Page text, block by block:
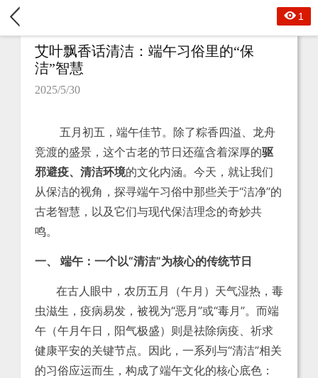
1
艾叶飘香话清洁：端午习俗里的“保
洁”智慧
2025/5/30
五月初五，端午佳节。除了粽香四溢、龙舟
竞渡的盛景，这个古老的节日还蕴含着深厚的驱
邪避疫、清洁环境的文化内涵。今天，就让我们
从保洁的视角，探寻端午习俗中那些关于“洁净”的
古老智慧，以及它们与现代保洁理念的奇妙共
鸣。
一、 端午：一个以“清洁”为核心的传统节日
在古人眼中，农历五月（午月）天气湿热，毒
虫滋生，疫病易发，被视为“恶月”或“毒月”。而端
午（午月午日，阳气极盛）则是祛除病疫、祈求
健康平安的关键节点。因此，一系列与“清洁”相关
的习俗应运而生，构成了端午文化的核心底色：